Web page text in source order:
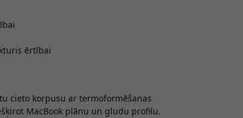
ērtībai
cieto korpusu ar termoformēšanas
MacBook plānu un gludu profilu.